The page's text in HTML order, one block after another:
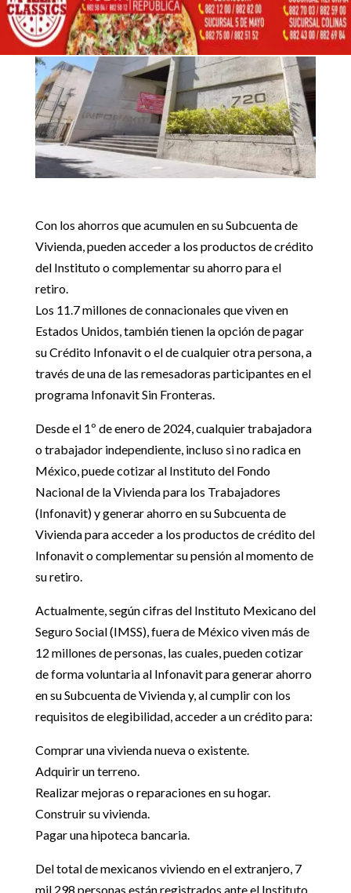
 Inicio 5 Destacadas 5
MÁS DE 12 MILLONES DE MEXICANOS EN EL EXTRANJERO
PUEDEN COTIZAR VOLUNTARIAMENTE AL INFONAVIT
VOLUNTARIAMENTE AL
INFONAVIT
Destacadas
Con los ahorros que acumulen en su Subcuenta de
Vivienda, pueden acceder a los productos de crédito
del Instituto o complementar su ahorro para el
retiro.
Los 11.7 millones de connacionales que viven en
Estados Unidos, también tienen la opción de pagar
su Crédito Infonavit o el de cualquier otra persona, a
través de una de las remesadoras participantes en el
programa Infonavit Sin Fronteras.
Desde el 1º de enero de 2024, cualquier trabajadora
o trabajador independiente, incluso si no radica en
México, puede cotizar al Instituto del Fondo
Nacional de la Vivienda para los Trabajadores
(Infonavit) y generar ahorro en su Subcuenta de
Vivienda para acceder a los productos de crédito del
Infonavit o complementar su pensión al momento de
su retiro.
Actualmente, según cifras del Instituto Mexicano del
Seguro Social (IMSS), fuera de México viven más de
12 millones de personas, las cuales, pueden cotizar
de forma voluntaria al Infonavit para generar ahorro
en su Subcuenta de Vivienda y, al cumplir con los
requisitos de elegibilidad, acceder a un crédito para:
Comprar una vivienda nueva o existente.
Adquirir un terreno.
Realizar mejoras o reparaciones en su hogar.
Construir su vivienda.
Pagar una hipoteca bancaria.
Del total de mexicanos viviendo en el extranjero, 7
mil 298 personas están registrados ante el Instituto